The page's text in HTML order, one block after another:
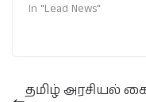
In "Lead News"
தமிழ் அரசியல்